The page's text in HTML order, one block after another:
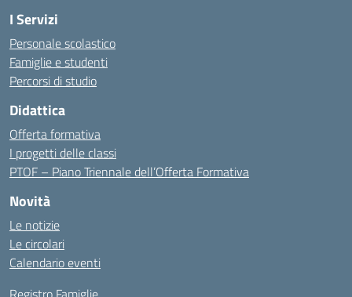
I Servizi
Personale scolastico
Famiglie e studenti
Percorsi di studio
Didattica
Offerta formativa
I progetti delle classi
PTOF – Piano Triennale dell’Offerta Formativa
Novità
Le notizie
Le circolari
Calendario eventi